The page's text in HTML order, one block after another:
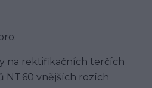
na rektifikačních terčích
NT 60 vnějších rozích